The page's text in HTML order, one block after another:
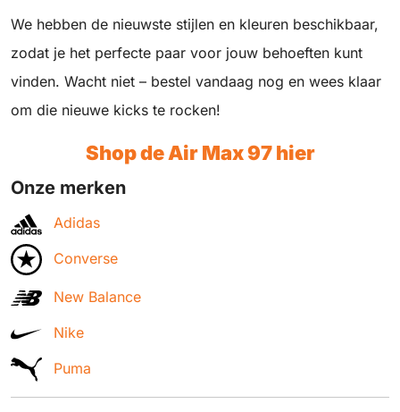
We hebben de nieuwste stijlen en kleuren beschikbaar,
zodat je het perfecte paar voor jouw behoeften kunt
vinden. Wacht niet – bestel vandaag nog en wees klaar
om die nieuwe kicks te rocken!
Shop de Air Max 97 hier
Onze merken
Adidas
Converse
New Balance
Nike
Puma